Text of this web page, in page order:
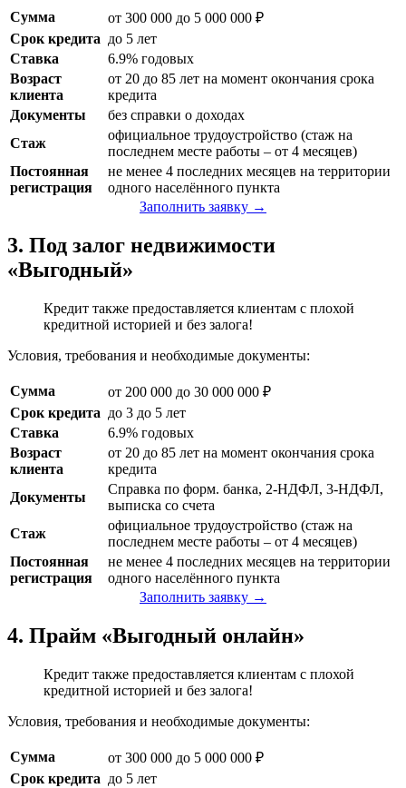
Сумма
от 300 000 до 5 000 000 ₽
Срок кредита до 5 лет
Ставка
6.9% годовых
Возраст
клиента
от 20 до 85 лет на момент окончания срока
кредита
Документы
без справки о доходах
Стаж
официальное трудоустройство (стаж на
последнем месте работы – от 4 месяцев)
Постоянная
регистрация
не менее 4 последних месяцев на территории
одного населённого пункта
Заполнить заявку →
3. Под залог недвижимости
«Выгодный»
Кредит также предоставляется клиентам с плохой
кредитной историей и без залога!
Условия, требования и необходимые документы:
Сумма
от 200 000 до 30 000 000 ₽
Срок кредита до 3 до 5 лет
Ставка
6.9% годовых
Возраст
клиента
от 20 до 85 лет на момент окончания срока
кредита
Документы
Справка по форм. банка, 2-НДФЛ, 3-НДФЛ,
выписка со счета
Стаж
официальное трудоустройство (стаж на
последнем месте работы – от 4 месяцев)
Постоянная
регистрация
не менее 4 последних месяцев на территории
одного населённого пункта
Заполнить заявку →
4. Прайм «Выгодный онлайн»
Кредит также предоставляется клиентам с плохой
кредитной историей и без залога!
Условия, требования и необходимые документы:
Сумма
от 300 000 до 5 000 000 ₽
Срок кредита до 5 лет